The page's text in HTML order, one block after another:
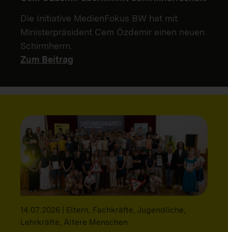
Die Initiative MedienFokus BW hat mit
Ministerpräsident Cem Özdemir einen neuen
Schirmherrn.
Zum Beitrag
14.07.2026 | Eltern, Fachkräfte, Jugendliche,
Lehrkräfte, Ältere Menschen